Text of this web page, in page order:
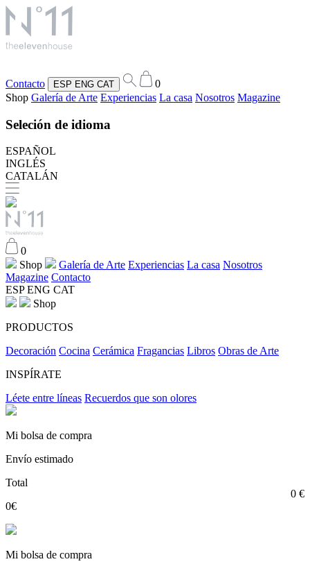
Contacto ESP ENG CAT
0
Shop Galería de Arte Experiencias La casa Nosotros Magazine
Seleción de idioma
ESPAÑOL
INGLÉS
CATALÁN
0
Shop
Galería de Arte Experiencias La casa Nosotros
Magazine Contacto
ESP ENG CAT
Shop
PRODUCTOS
Decoración Cocina Cerámica Fragancias Libros Obras de Arte
INSPÍRATE
Léete entre líneas Recuerdos que son olores
Mi bolsa de compra
Envío estimado
0 €
Total
0€
Mi bolsa de compra